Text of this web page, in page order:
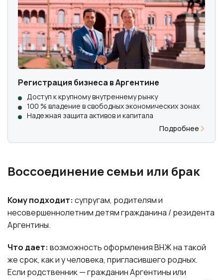
Регистрация бизнеса в Аргентине
Доступ к крупному внутреннему рынку
100 % владение в свободных экономических зонах
Надежная защита активов и капитала
Подробнее
Воссоединение семьи или брак
Кому подходит: супругам, родителям и
несовершеннолетним детям гражданина / резидента
Аргентины.
Что дает: возможность оформления ВНЖ на такой
же срок, как и у человека, пригласившего родных.
Если родственник — гражданин Аргентины или